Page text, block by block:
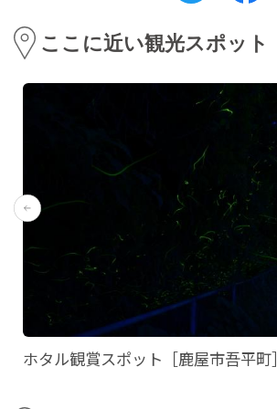
ここに近い観光スポット
ホタル観賞スポット［鹿屋市吾平町］